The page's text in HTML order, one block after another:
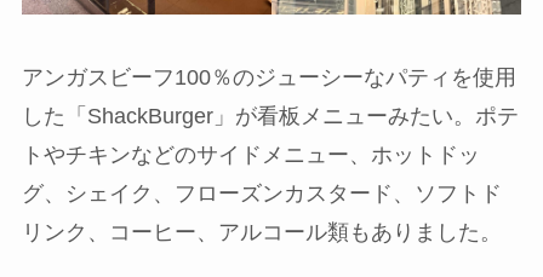
アンガスビーフ100％のジューシーなパティを使用
した「ShackBurger」が看板メニューみたい。ポテ
トやチキンなどのサイドメニュー、ホットドッ
グ、シェイク、フローズンカスタード、ソフトド
リンク、コーヒー、アルコール類もありました。